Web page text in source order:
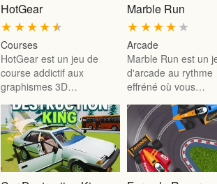
HotGear
★
★
★
★
★
Courses
HotGear est un jeu de
course addictif aux
graphismes 3D…
Marble Run
★
★
★
★
★
Arcade
Marble Run est un
d'arcade au rythme
effréné où vous…